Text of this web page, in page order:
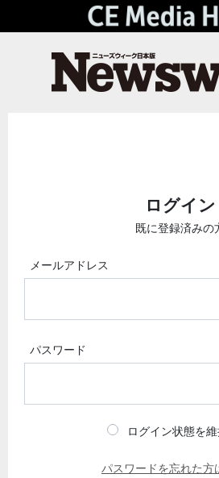
ログイン
既に登録済みの
メールアドレス
パスワード
ログイン状態を
パスワードを忘れた方